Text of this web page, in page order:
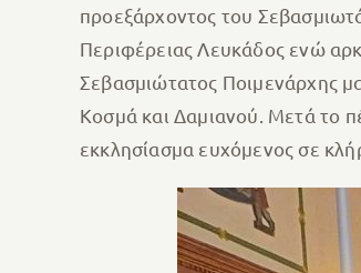
προεξάρχοντος του
Περιφέρειας Λευκάδος ενώ
Σεβασμιώτατος Ποιμενάρχης
Κοσμά και Δαμιανού. Μετά το
εκκλησίασμα ευχόμενος σε